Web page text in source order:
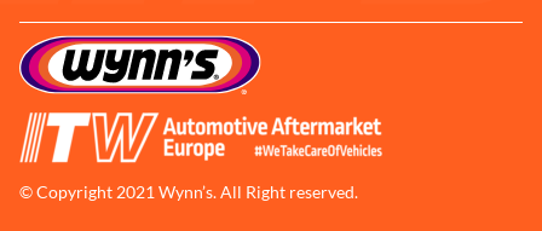
© Copyright 2021 Wynn’s. All Right reserved.